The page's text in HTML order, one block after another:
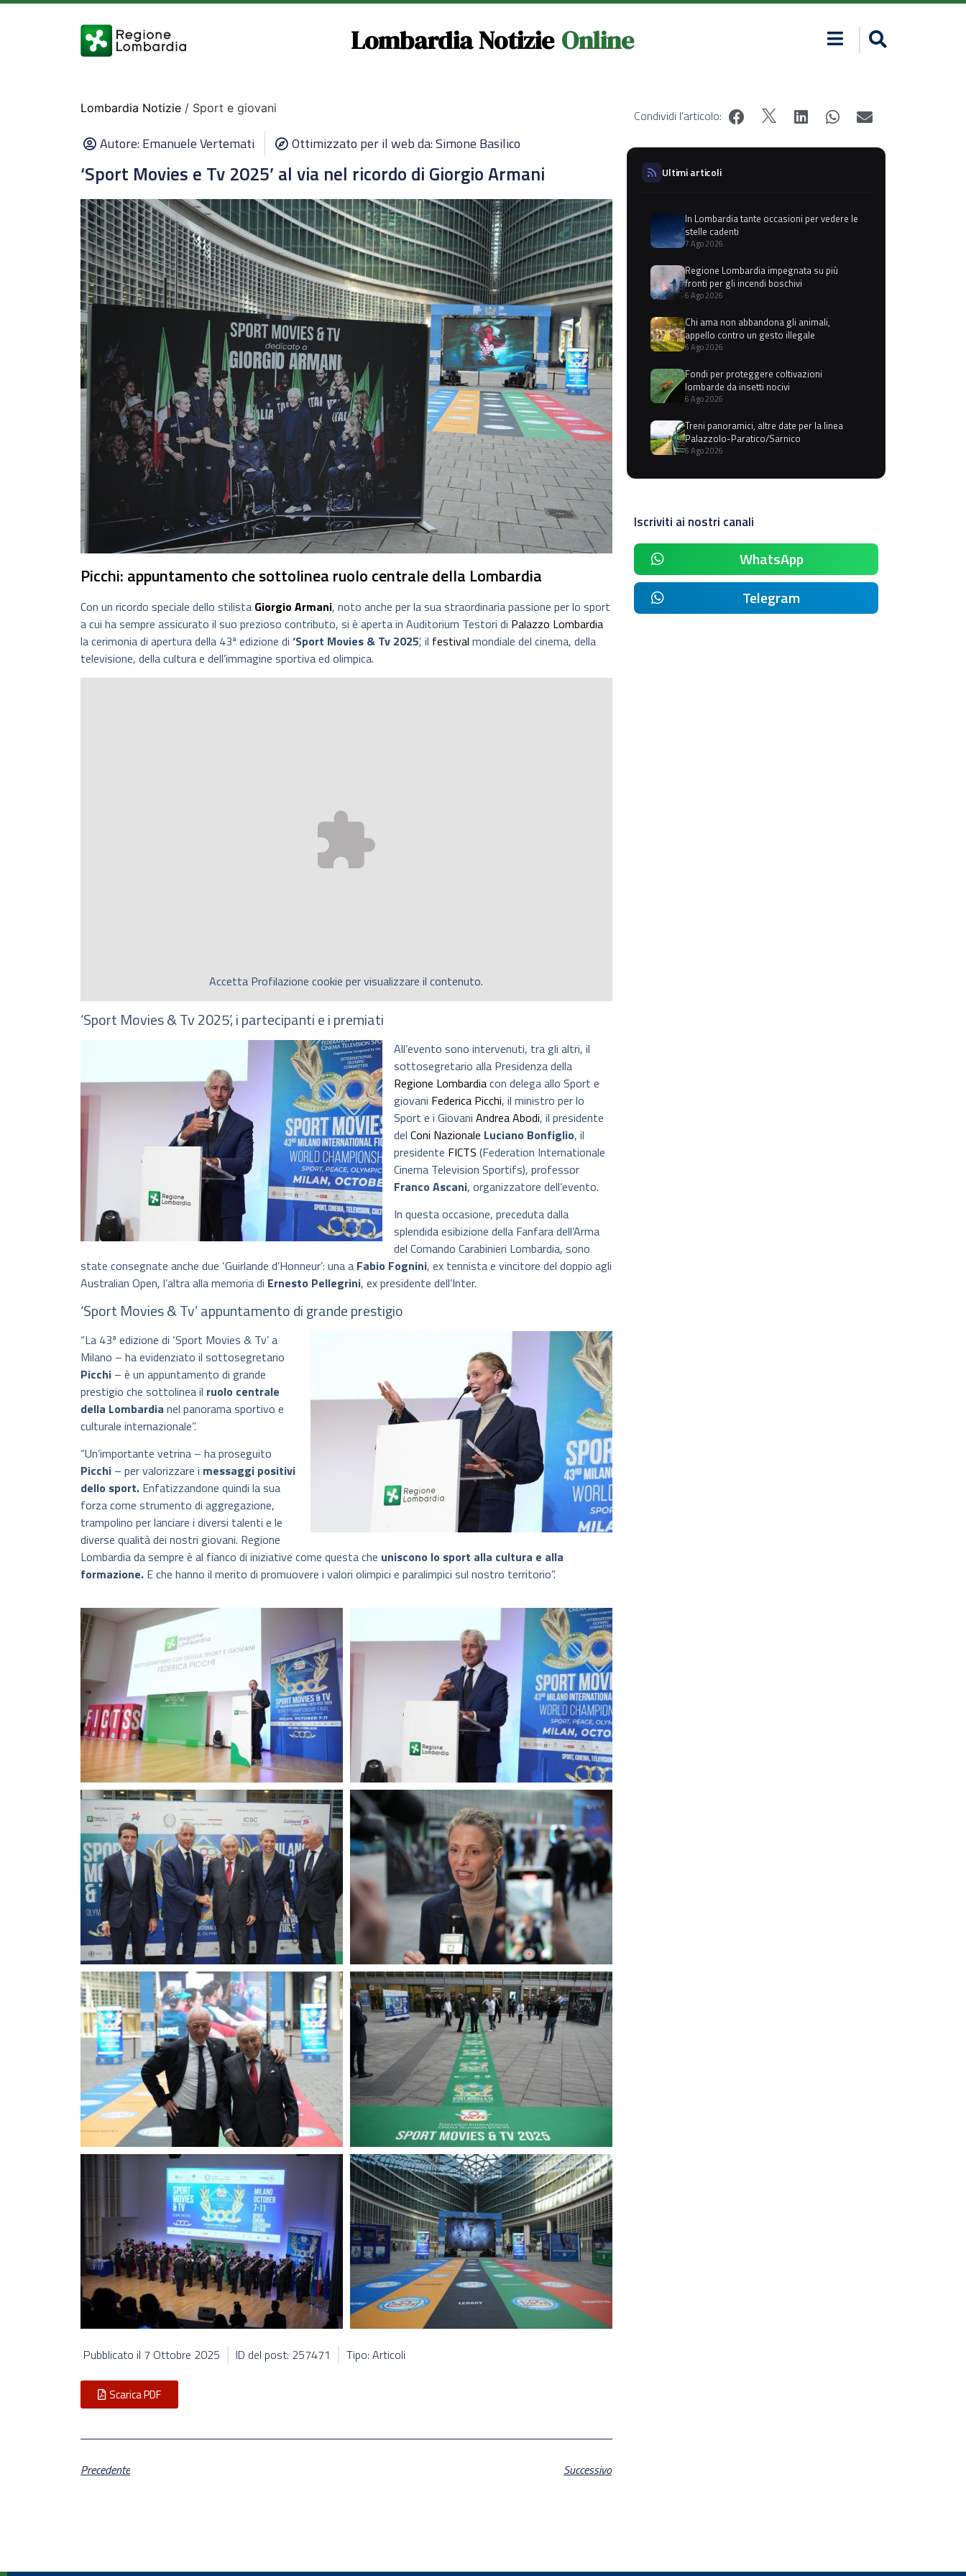
Lombardia Notizie Online
Lombardia Notizie / Sport e giovani
Autore:Emanuele Vertemati Ottimizzato per il web da: Simone Basilico
‘Sport Movies e Tv 2025’ al via nel ricordo di Giorgio Armani
Picchi: appuntamento che sottolinea ruolo centrale della Lombardia
Con un ricordo speciale dello stilista Giorgio Armani, noto anche per la sua straordinaria passione per lo sport
a cui ha sempre assicurato il suo prezioso contributo, si è aperta in Auditorium Testori di Palazzo Lombardia
la cerimonia di apertura della 43ª edizione di ‘Sport Movies & Tv 2025’, il festival mondiale del cinema, della
televisione, della cultura e dell’immagine sportiva ed olimpica.
Accetta Profilazione cookie per visualizzare il contenuto.
‘Sport Movies & Tv 2025’, i partecipanti e i premiati
All’evento sono intervenuti, tra gli altri, il
sottosegretario alla Presidenza della
Regione Lombardiacon delega allo Sport e
giovani Federica Picchi, il ministro per lo
Sport e i Giovani Andrea Abodi, il presidente
del Coni Nazionale Luciano Bonfiglio, il
presidente FICTS (Federation Internationale
Cinema Television Sportifs), professor
Franco Ascani, organizzatore dell’evento.
In questa occasione, preceduta dalla
splendida esibizione della Fanfara dell’Arma
del Comando Carabinieri Lombardia, sono
state consegnate anche due ‘Guirlande d’Honneur’: una a Fabio Fognini, ex tennista e vincitore del doppio agli
Australian Open, l’altra alla memoria di Ernesto Pellegrini, ex presidente dell’Inter.
‘Sport Movies & Tv’ appuntamento di grande prestigio
“La 43ª edizione di ‘Sport Movies & Tv’ a
Milano – ha evidenziato il sottosegretario
Picchi – è un appuntamento di grande
prestigio che sottolinea il ruolo centrale
della Lombardia nel panorama sportivo e
culturale internazionale”.
“Un’importante vetrina – ha proseguito
Picchi – per valorizzare i messaggi positivi
dello sport. Enfatizzandone quindi la sua
forza come strumento di aggregazione,
trampolino per lanciare i diversi talenti e le
diverse qualità dei nostri giovani. Regione
Lombardia da sempre è al fianco di iniziative come questa che uniscono lo sport alla cultura e alla
formazione. E che hanno il merito di promuovere i valori olimpici e paralimpici sul nostro territorio”.
Pubblicato il 7 Ottobre 2025 ID del post: 257471 Tipo: Articoli
Scarica PDF
Precedente Successivo
Condividi l'articolo:
Ultimi articoli
In Lombardia tante occasioni per vedere le
stelle cadenti
7 Ago 2026
Regione Lombardia impegnata su più
fronti per gli incendi boschivi
6 Ago 2026
Chi ama non abbandona gli animali,
appello contro un gesto illegale
6 Ago 2026
Fondi per proteggere coltivazioni
lombarde da insetti nocivi
6 Ago 2026
Treni panoramici, altre date per la linea
Palazzolo-Paratico/Sarnico
6 Ago 2026
Iscriviti ai nostri canali
WhatsApp
Telegram